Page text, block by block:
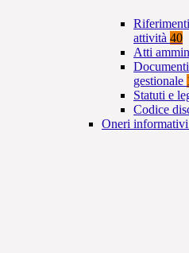
attività 40
Atti
gestionale
Statuti e
Codice
Oneri